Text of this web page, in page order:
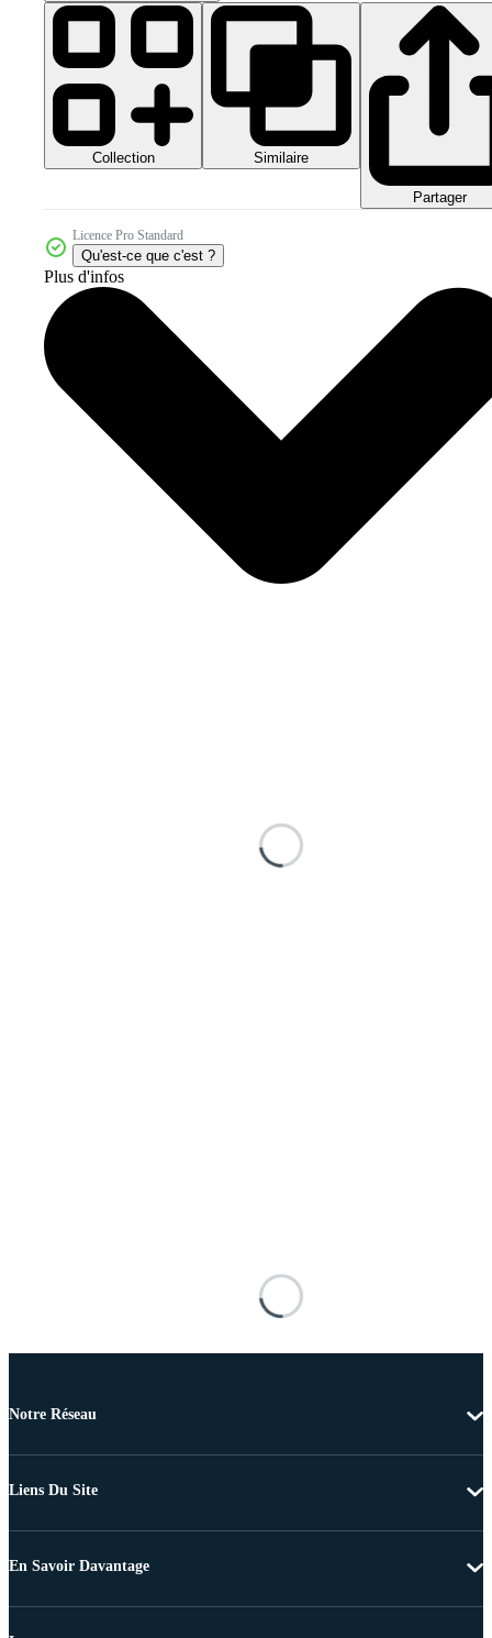
Collection Similaire
Partager
Licence Pro Standard
Qu'est-ce que c'est ?
Plus d'infos
Notre Réseau
Liens Du Site
En Savoir Davantage